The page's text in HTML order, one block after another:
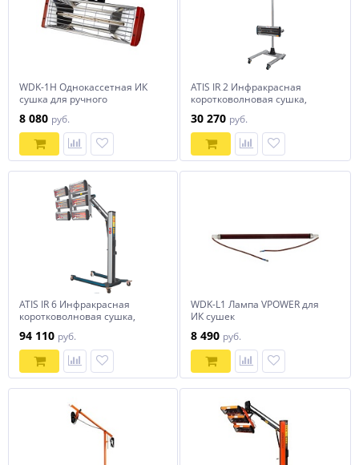
WDK-1H Однокассетная ИК
сушка для ручного
8 080 руб.
ATIS IR 2 Инфракрасная
коротковолновая сушка,
30 270 руб.
ATIS IR 6 Инфракрасная
коротковолновая сушка,
94 110 руб.
WDK-L1 Лампа VPOWER для
ИК сушек
8 490 руб.